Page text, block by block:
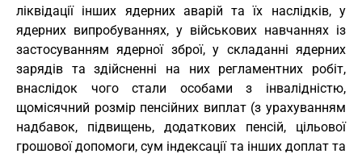
ліквідації інших ядерних аварій та їх наслідків, у
ядерних випробуваннях, у військових навчаннях із
застосуванням ядерної зброї, у складанні ядерних
зарядів та здійсненні на них регламентних робіт,
внаслідок чого стали особами з інвалідністю,
щомісячний розмір пенсійних виплат (з урахуванням
надбавок, підвищень, додаткових пенсій, цільової
грошової допомоги, сум індексації та інших доплат та